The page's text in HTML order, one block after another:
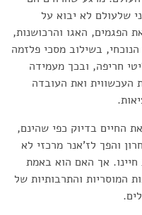
שלעולם לא יבוא על
הפגמים, האגו והרכושנות,
בשילוב מסכי פלזמה
חריפה, ובכך מעמידה
ואת העובדה
החיים בדיוק כפי שהינם,
והפך לז'אנר מרכזי לא
חיינו. אך האם הוא באמת
המוסריות והתרבותיות של